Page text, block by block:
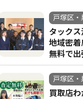
戸塚区・
タック
地域密
無料で出
戸塚区・
買取店